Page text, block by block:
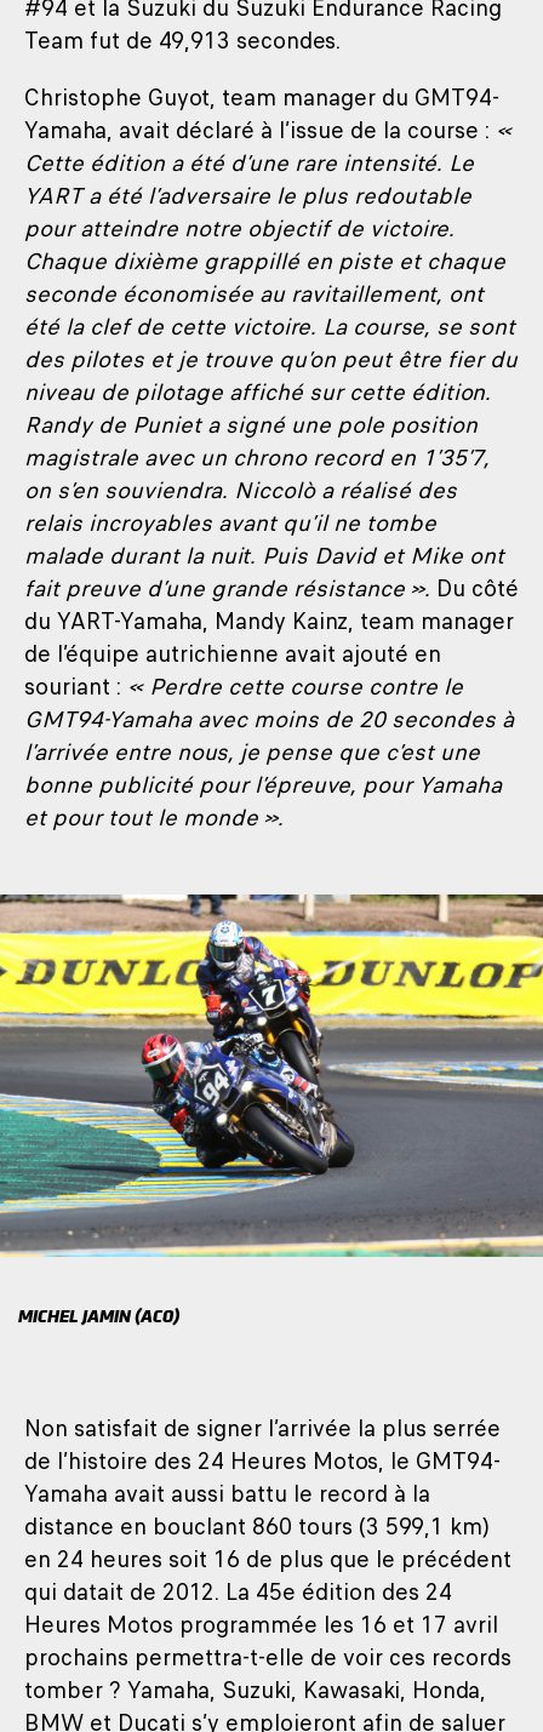
#94 et la Suzuki du Suzuki Endurance Racing
Team fut de 49,913 secondes.
Christophe Guyot, team manager du GMT94-
Yamaha, avait déclaré à l’issue de la course : «
Cette édition a été d’une rare intensité. Le
YART a été l’adversaire le plus redoutable
pour atteindre notre objectif de victoire.
Chaque dixième grappillé en piste et chaque
seconde économisée au ravitaillement, ont
été la clef de cette victoire. La course, se sont
des pilotes et je trouve qu’on peut être fier du
niveau de pilotage affiché sur cette édition.
Randy de Puniet a signé une pole position
magistrale avec un chrono record en 1’35’7,
on s’en souviendra. Niccolò a réalisé des
relais incroyables avant qu’il ne tombe
malade durant la nuit. Puis David et Mike ont
fait preuve d’une grande résistance ». Du côté
du YART-Yamaha, Mandy Kainz, team manager
de l’équipe autrichienne avait ajouté en
souriant : « Perdre cette course contre le
GMT94-Yamaha avec moins de 20 secondes à
l’arrivée entre nous, je pense que c’est une
bonne publicité pour l’épreuve, pour Yamaha
et pour tout le monde ».
MICHEL JAMIN (ACO)
Non satisfait de signer l’arrivée la plus serrée
de l’histoire des 24 Heures Motos, le GMT94-
Yamaha avait aussi battu le record à la
distance en bouclant 860 tours (3 599,1 km)
en 24 heures soit 16 de plus que le précédent
qui datait de 2012. La 45e édition des 24
Heures Motos programmée les 16 et 17 avril
prochains permettra-t-elle de voir ces records
tomber ? Yamaha, Suzuki, Kawasaki, Honda,
BMW et Ducati s’y emploieront afin de saluer